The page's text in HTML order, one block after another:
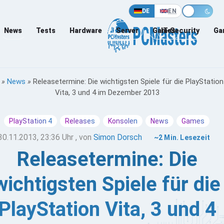
DE EN
News Tests Hardware Server Games
IT-Security
» News » Releasetermine: Die wichtigsten Spiele für die PlayStation
Vita, 3 und 4 im Dezember 2013
PlayStation 4 Releases Konsolen News Games
23:36 Uhr , von Simon Dorsch ~2 Min. Lesezeit
Releasetermine: Die
Spiele für die
Vita, 3 und 4